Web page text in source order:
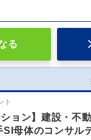
る
ト
ション】建設・不
SI母体のコンサル